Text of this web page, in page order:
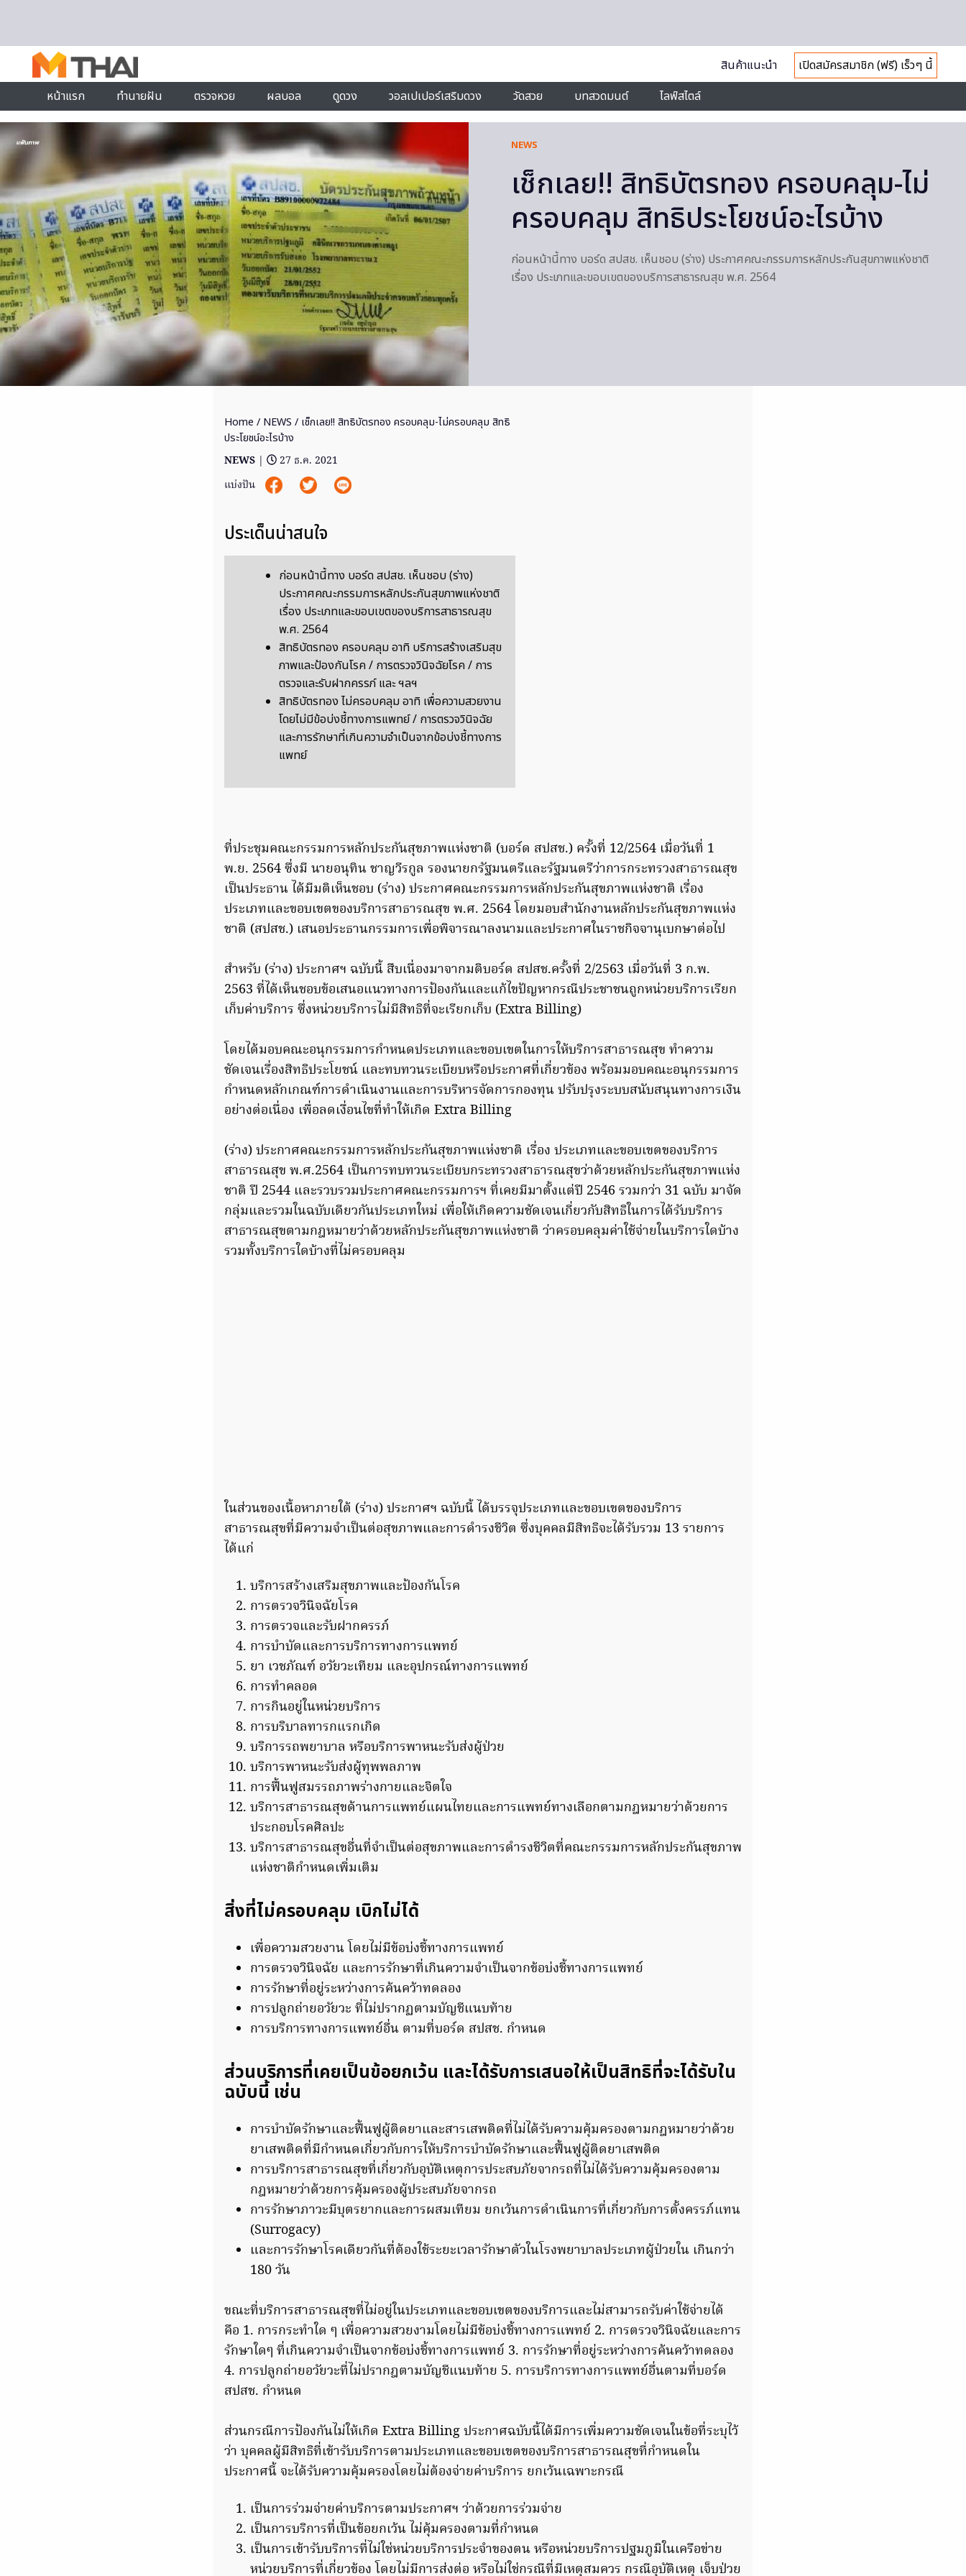
สินค้าแนะนำ
เปิดสมัครสมาชิก (ฟรี) เร็วๆ นี้
หน้าแรก
ทำนายฝัน ตรวจหวย ผลบอล ดูดวง วอลเปเปอร์เสริมดวง วัดสวย บทสวดมนต์ ไลฟ์สไตล์
NEWS
เช็กเลย!! สิทธิบัตรทอง ครอบคลุม-ไม่
ครอบคลุม สิทธิประโยชน์อะไรบ้าง
ก่อนหน้านี้ทาง บอร์ด สปสช. เห็นชอบ (ร่าง) ประกาศคณะกรรมการหลักประกันสุขภาพแห่งชาติ
เรื่อง ประเภทและขอบเขตของบริการสาธารณสุข พ.ศ. 2564
Home / NEWS / เช็กเลย!! สิทธิบัตรทอง ครอบคลุม-ไม่ครอบคลุม สิทธิ
ประโยชน์อะไรบ้าง
NEWS |
27 ธ.ค. 2021
แบ่งปัน
ประเด็นน่าสนใจ
ก่อนหน้านี้ทาง บอร์ด สปสช. เห็นชอบ (ร่าง)
ประกาศคณะกรรมการหลักประกันสุขภาพแห่งชาติ
เรื่อง ประเภทและขอบเขตของบริการสาธารณสุข
พ.ศ. 2564
สิทธิบัตรทอง ครอบคลุม อาทิ บริการสร้างเสริมสุข
ภาพและป้องกันโรค / การตรวจวินิจฉัยโรค / การ
ตรวจและรับฝากครรภ์ และ ฯลฯ
สิทธิบัตรทอง ไม่ครอบคลุม อาทิ เพื่อความสวยงาน
โดยไม่มีข้อบ่งชี้ทางการแพทย์ / การตรวจวินิจฉัย
และการรักษาที่เกินความจำเป็นจากข้อบ่งชี้ทางการ
แพทย์
ที่ประชุมคณะกรรมการหลักประกันสุขภาพแห่งชาติ (บอร์ด สปสช.) ครั้งที่ 12/2564 เมื่อวันที่ 1
พ.ย. 2564 ซึ่งมี นายอนุทิน ชาญวีรกูล รองนายกรัฐมนตรีและรัฐมนตรีว่าการกระทรวงสาธารณสุข
เป็นประธาน ได้มีมติเห็นชอบ (ร่าง) ประกาศคณะกรรมการหลักประกันสุขภาพแห่งชาติ เรื่อง
ประเภทและขอบเขตของบริการสาธารณสุข พ.ศ. 2564 โดยมอบสำนักงานหลักประกันสุขภาพแห่ง
ชาติ (สปสช.) เสนอประธานกรรมการเพื่อพิจารณาลงนามและประกาศในราชกิจจานุเบกษาต่อไป
สำหรับ (ร่าง) ประกาศฯ ฉบับนี้ สืบเนื่องมาจากมติบอร์ด สปสช.ครั้งที่ 2/2563 เมื่อวันที่ 3 ก.พ.
2563 ที่ได้เห็นชอบข้อเสนอแนวทางการป้องกันและแก้ไขปัญหากรณีประชาชนถูกหน่วยบริการเรียก
เก็บค่าบริการ ซึ่งหน่วยบริการไม่มีสิทธิที่จะเรียกเก็บ (Extra Billing)
โดยได้มอบคณะอนุกรรมการกำหนดประเภทและขอบเขตในการให้บริการสาธารณสุข ทำความ
ชัดเจนเรื่องสิทธิประโยชน์ และทบทวนระเบียบหรือประกาศที่เกี่ยวข้อง พร้อมมอบคณะอนุกรรมการ
กำหนดหลักเกณฑ์การดำเนินงานและการบริหารจัดการกองทุน ปรับปรุงระบบสนับสนุนทางการเงิน
อย่างต่อเนื่อง เพื่อลดเงื่อนไขที่ทำให้เกิด Extra Billing
(ร่าง) ประกาศคณะกรรมการหลักประกันสุขภาพแห่งชาติ เรื่อง ประเภทและขอบเขตของบริการ
สาธารณสุข พ.ศ.2564 เป็นการทบทวนระเบียบกระทรวงสาธารณสุขว่าด้วยหลักประกันสุขภาพแห่ง
ชาติ ปี 2544 และรวบรวมประกาศคณะกรรมการฯ ที่เคยมีมาตั้งแต่ปี 2546 รวมกว่า 31 ฉบับ มาจัด
กลุ่มและรวมในฉบับเดียวกันประเภทใหม่ เพื่อให้เกิดความชัดเจนเกี่ยวกับสิทธิในการได้รับบริการ
สาธารณสุขตามกฎหมายว่าด้วยหลักประกันสุขภาพแห่งชาติ ว่าครอบคลุมค่าใช้จ่ายในบริการใดบ้าง
รวมทั้งบริการใดบ้างที่ไม่ครอบคลุม
ในส่วนของเนื้อหาภายใต้ (ร่าง) ประกาศฯ ฉบับนี้ ได้บรรจุประเภทและขอบเขตของบริการ
สาธารณสุขที่มีความจำเป็นต่อสุขภาพและการดำรงชีวิต ซึ่งบุคคลมีสิทธิจะได้รับรวม 13 รายการ
ได้แก่
บริการสร้างเสริมสุขภาพและป้องกันโรค
การตรวจวินิจฉัยโรค
การตรวจและรับฝากครรภ์
การบำบัดและการบริการทางการแพทย์
ยา เวชภัณฑ์ อวัยวะเทียม และอุปกรณ์ทางการแพทย์
การทำคลอด
การกินอยู่ในหน่วยบริการ
การบริบาลทารกแรกเกิด
บริการรถพยาบาล หรือบริการพาหนะรับส่งผู้ป่วย
บริการพาหนะรับส่งผู้ทุพพลภาพ
การฟื้นฟูสมรรถภาพร่างกายและจิตใจ
บริการสาธารณสุขด้านการแพทย์แผนไทยและการแพทย์ทางเลือกตามกฎหมายว่าด้วยการ
ประกอบโรคศิลปะ
บริการสาธารณสุขอื่นที่จำเป็นต่อสุขภาพและการดำรงชีวิตที่คณะกรรมการหลักประกันสุขภาพ
แห่งชาติกำหนดเพิ่มเติม
สิ่งที่ไม่ครอบคลุม เบิกไม่ได้
เพื่อความสวยงาน โดยไม่มีข้อบ่งชี้ทางการแพทย์
การตรวจวินิจฉัย และการรักษาที่เกินความจำเป็นจากข้อบ่งชี้ทางการแพทย์
การรักษาที่อยู่ระหว่างการค้นคว้าทดลอง
การปลูกถ่ายอวัยวะ ที่ไม่ปรากฏตามบัญชีแนบท้าย
การบริการทางการแพทย์อื่น ตามที่บอร์ด สปสช. กำหนด
ส่วนบริการที่เคยเป็นข้อยกเว้น และได้รับการเสนอให้เป็นสิทธิที่จะได้รับใน
ฉบับนี้ เช่น
การบำบัดรักษาและฟื้นฟูผู้ติดยาและสารเสพติดที่ไม่ได้รับความคุ้มครองตามกฎหมายว่าด้วย
ยาเสพติดที่มีกำหนดเกี่ยวกับการให้บริการบำบัดรักษาและฟื้นฟูผู้ติดยาเสพติด
การบริการสาธารณสุขที่เกี่ยวกับอุบัติเหตุการประสบภัยจากรถที่ไม่ได้รับความคุ้มครองตาม
กฎหมายว่าด้วยการคุ้มครองผู้ประสบภัยจากรถ
การรักษาภาวะมีบุตรยากและการผสมเทียม ยกเว้นการดำเนินการที่เกี่ยวกับการตั้งครรภ์แทน
(Surrogacy)
และการรักษาโรคเดียวกันที่ต้องใช้ระยะเวลารักษาตัวในโรงพยาบาลประเภทผู้ป่วยใน เกินกว่า
180 วัน
ขณะที่บริการสาธารณสุขที่ไม่อยู่ในประเภทและขอบเขตของบริการและไม่สามารถรับค่าใช้จ่ายได้
คือ 1. การกระทำใด ๆ เพื่อความสวยงามโดยไม่มีข้อบ่งชี้ทางการแพทย์ 2. การตรวจวินิจฉัยและการ
รักษาใดๆ ที่เกินความจำเป็นจากข้อบ่งชี้ทางการแพทย์ 3. การรักษาที่อยู่ระหว่างการค้นคว้าทดลอง
4. การปลูกถ่ายอวัยวะที่ไม่ปรากฎตามบัญชีแนบท้าย 5. การบริการทางการแพทย์อื่นตามที่บอร์ด
สปสช. กำหนด
ส่วนกรณีการป้องกันไม่ให้เกิด Extra Billing ประกาศฉบับนี้ได้มีการเพิ่มความชัดเจนในข้อที่ระบุไว้
ว่า บุคคลผู้มีสิทธิที่เข้ารับบริการตามประเภทและขอบเขตของบริการสาธารณสุขที่กำหนดใน
ประกาศนี้ จะได้รับความคุ้มครองโดยไม่ต้องจ่ายค่าบริการ ยกเว้นเฉพาะกรณี
เป็นการร่วมจ่ายค่าบริการตามประกาศฯ ว่าด้วยการร่วมจ่าย
เป็นการบริการที่เป็นข้อยกเว้น ไม่คุ้มครองตามที่กำหนด
เป็นการเข้ารับบริการที่ไม่ใช่หน่วยบริการประจำของตน หรือหน่วยบริการปฐมภูมิในเครือข่าย
หน่วยบริการที่เกี่ยวข้อง โดยไม่มีการส่งต่อ หรือไม่ใช่กรณีที่มีเหตุสมควร กรณีอุบัติเหตุ เจ็บป่วย